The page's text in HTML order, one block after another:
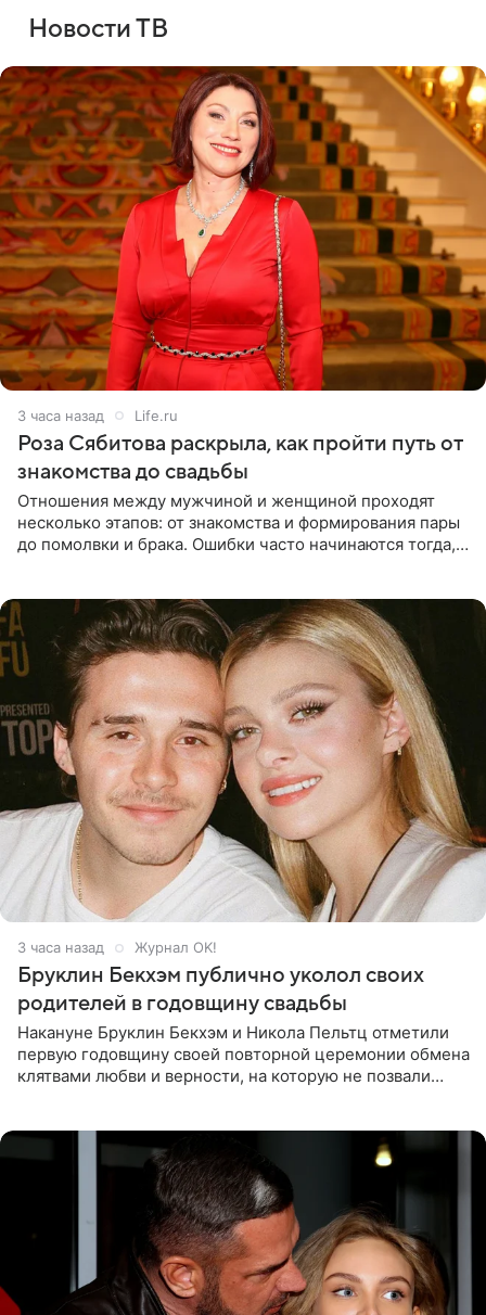
Новости ТВ
3 часа назад Life.ru
Роза Сябитова раскрыла, как пройти путь от
знакомства до свадьбы
Отношения между мужчиной и женщиной проходят
несколько этапов: от знакомства и формирования пары
до помолвки и брака. Ошибки часто начинаются тогда,
3 часа назад Журнал OK!
Бруклин Бекхэм публично уколол своих
родителей в годовщину свадьбы
Накануне Бруклин Бекхэм и Никола Пельтц отметили
первую годовщину своей повторной церемонии обмена
клятвами любви и верности, на которую не позвали